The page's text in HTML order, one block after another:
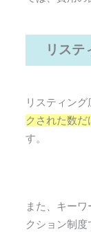
リステ
リスティング
クされた数
す。
また、キー
クション制度